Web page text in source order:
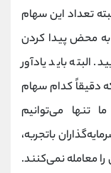
تعداد این سهام
محض پیدا کردن
البته باید یادآور
دقیقاً کدام سهام
تنها می‌توانیم
باتجربه،
معامله نمی‌کنند.